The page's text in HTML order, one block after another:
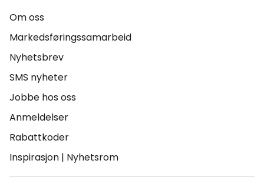
Om oss
Markedsføringssamarbeid
Nyhetsbrev
SMS nyheter
Jobbe hos oss
Anmeldelser
Rabattkoder
Inspirasjon | Nyhetsrom